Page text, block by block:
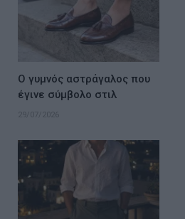
Ο γυμνός αστράγαλος που
έγινε σύμβολο στιλ
29/07/2026